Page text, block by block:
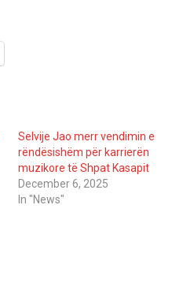
Selvije Jao merr vendimin e
rëndësishëm për karrierën
muzikore të Shpat Kasapit
December 6, 2025
In "News"